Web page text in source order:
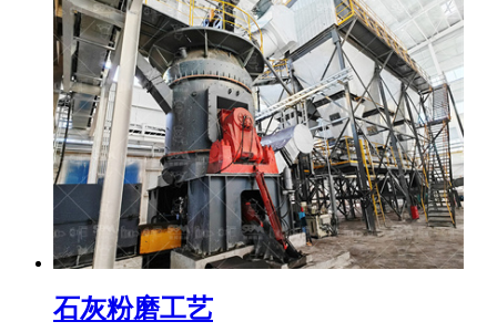
石灰粉磨工艺